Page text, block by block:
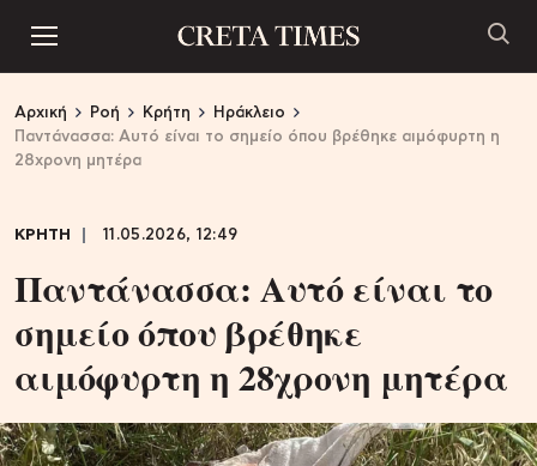
Αρχική Ροή Κρήτη
Ηράκλειο
Παντάνασσα: Αυτό είναι το σημείο όπου βρέθηκε αιμόφυρτη η
28χρονη μητέρα
ΚΡΗΤΗ 11.05.2026, 12:49
Παντάνασσα: Αυτό είναι το
σημείο όπου βρέθηκε
αιμόφυρτη η 28χρονη μητέρα